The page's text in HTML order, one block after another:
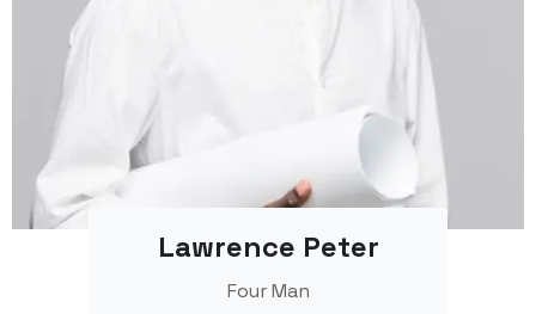
Lawrence Peter
Four Man